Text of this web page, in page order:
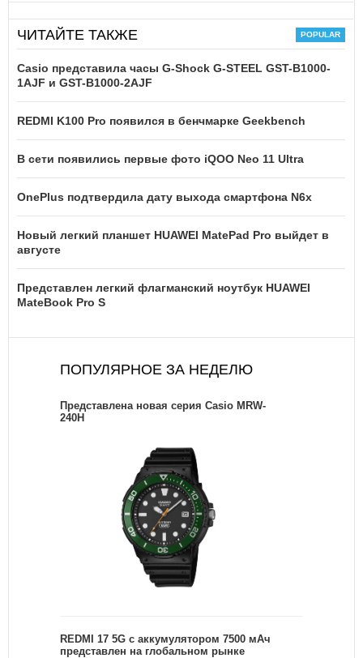
ЧИТАЙТЕ ТАКЖЕ
Casio представила часы G-Shock G-STEEL GST-B1000-
1AJF и GST-B1000-2AJF
REDMI K100 Pro появился в бенчмарке Geekbench
В сети появились первые фото iQOO Neo 11 Ultra
OnePlus подтвердила дату выхода смартфона N6x
Новый легкий планшет HUAWEI MatePad Pro выйдет в
августе
Представлен легкий флагманский ноутбук HUAWEI
MateBook Pro S
ПОПУЛЯРНОЕ ЗА НЕДЕЛЮ
Представлена новая серия Casio MRW-
240H
REDMI 17 5G c аккумулятором 7500 мАч
представлен на глобальном рынке